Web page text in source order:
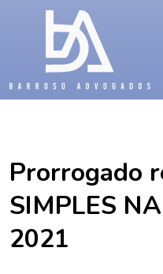
Prorrogado
SIMPLES
2021